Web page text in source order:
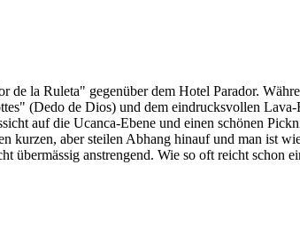
la Ruleta" gegenüber dem Hotel Parador.
(Dedo de Dios) und dem eindrucksvollen
auf die Ucanca-Ebene und einen schönen
aber steilen Abhang hinauf und man ist
anstrengend. Wie so oft reicht schon